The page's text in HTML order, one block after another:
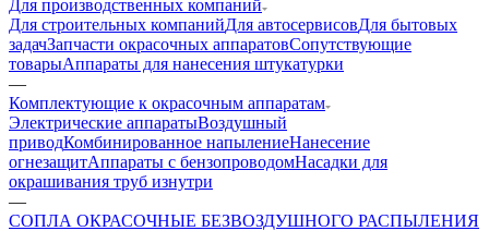
Для производственных компаний
Для строительных компанийДля автосервисовДля бытовых
задачЗапчасти окрасочных аппаратовСопутствующие
товарыАппараты для нанесения штукатурки
—
Комплектующие к окрасочным аппаратам
Электрические аппаратыВоздушный
приводКомбинированное напылениеНанесение
огнезащитАппараты с бензопроводомНасадки для
окрашивания труб изнутри
—
СОПЛА ОКРАСОЧНЫЕ БЕЗВОЗДУШНОГО РАСПЫЛЕНИЯ